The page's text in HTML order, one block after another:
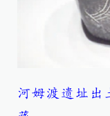
河姆渡遗址出